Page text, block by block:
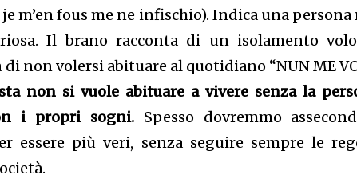
m’en fous me ne infischio). Indica una
Il brano racconta di un isolamento
non volersi abituare al quotidiano “NUN ME
non si vuole abituare a vivere senza la
i propri sogni.Spesso dovremmo
essere più veri, senza seguire sempre le